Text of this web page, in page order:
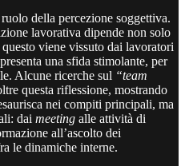
della percezione soggettiva.
lavorativa dipende non solo
viene vissuto dai lavoratori
una sfida stimolante, per
Alcune ricerche sul “team
questa riflessione, mostrando
nei compiti principali, ma
dai meeting alle attività di
all’ascolto dei
le dinamiche interne.